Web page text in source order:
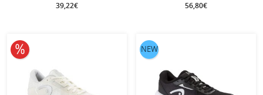
39,22€ 56,80€
10% obniżone NEW